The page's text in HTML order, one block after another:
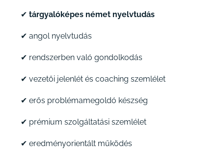
✔ tárgyalóképes német nyelvtudás
✔ angol nyelvtudás
✔ rendszerben való gondolkodás
✔ vezetői jelenlét és coaching szemlélet
✔ erős problémamegoldó készség
✔ prémium szolgáltatási szemlélet
✔ eredményorientált működés